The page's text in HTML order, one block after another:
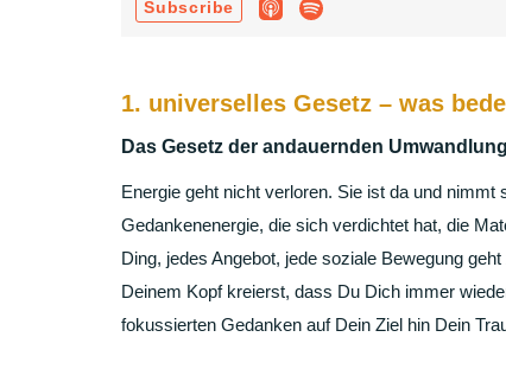
1. universelles Gesetz – was
Das Gesetz der andauernden Umwandlung
Energie geht nicht verloren. Sie ist da und
Gedankenenergie, die sich verdichtet hat, die
Ding, jedes Angebot, jede soziale Bewegung
Deinem Kopf kreierst, dass Du Dich immer
fokussierten Gedanken auf Dein Ziel hin Dein